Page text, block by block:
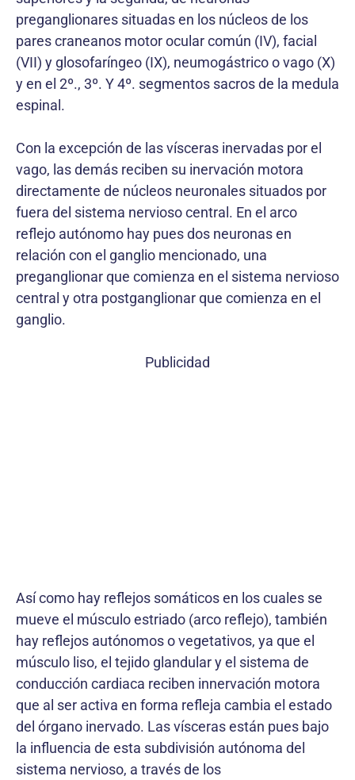
preganglionares situadas en los núcleos de los
pares craneanos motor ocular común (IV), facial
(VII) y glosofaríngeo (IX), neumogástrico o vago (X)
y en el 2º., 3º. Y 4º. segmentos sacros de la medula
espinal.
Con la excepción de las vísceras inervadas por el
vago, las demás reciben su inervación motora
directamente de núcleos neuronales situados por
fuera del sistema nervioso central. En el arco
reflejo autónomo hay pues dos neuronas en
relación con el ganglio mencionado, una
preganglionar que comienza en el sistema nervioso
central y otra postganglionar que comienza en el
ganglio.
Publicidad
Así como hay reflejos somáticos en los cuales se
mueve el músculo estriado (arco reflejo), también
hay reflejos autónomos o vegetativos, ya que el
músculo liso, el tejido glandular y el sistema de
conducción cardiaca reciben innervación motora
que al ser activa en forma refleja cambia el estado
del órgano inervado. Las vísceras están pues bajo
la influencia de esta subdivisión autónoma del
sistema nervioso, a través de los